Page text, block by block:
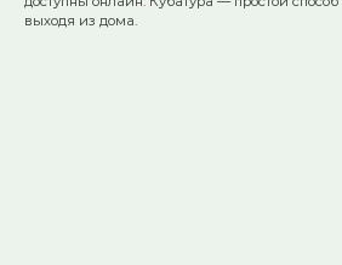
выходя из дома.